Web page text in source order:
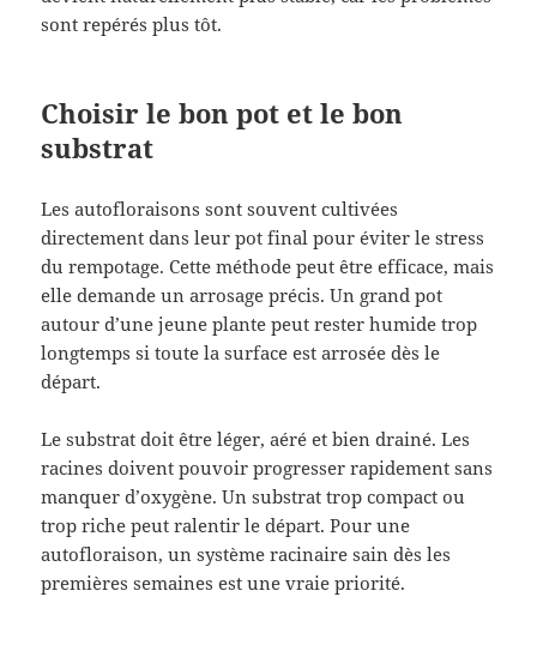
sont repérés plus tôt.
Choisir le bon pot et le bon
substrat
Les autofloraisons sont souvent cultivées
directement dans leur pot final pour éviter le stress
du rempotage. Cette méthode peut être efficace, mais
elle demande un arrosage précis. Un grand pot
autour d’une jeune plante peut rester humide trop
longtemps si toute la surface est arrosée dès le
départ.
Le substrat doit être léger, aéré et bien drainé. Les
racines doivent pouvoir progresser rapidement sans
manquer d’oxygène. Un substrat trop compact ou
trop riche peut ralentir le départ. Pour une
autofloraison, un système racinaire sain dès les
premières semaines est une vraie priorité.